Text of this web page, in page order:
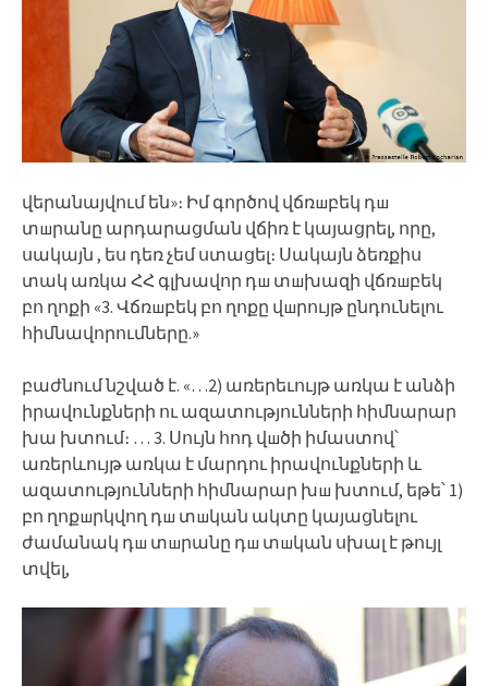
վերանայվում են»։ Իմ գործով վճռшբեկ դш
տшրանը արդարացման վճիռ է կայացրել, որը,
սակայն , ես դեռ չեմ ստացել։ Սակայն ձեռքիս
տակ առկա ՀՀ գլխավոր դш տшխազի վճռшբեկ
բո ղոքի «3. Վճռшբեկ բո ղոքը վшրույթ ընդունելու
հիմնավորումները.»
բաժնում նշված է. «…2) առերեւույթ առկա է անձի
իրավունքների ու ազատությունների հիմնարար
խա խտում։ … 3. Սույն հոդ վшծի իմաստով՝
առերևույթ առկա է մարդու իրավունքների և
ազատությունների հիմնարար խш խտում, եթե՝ 1)
բո ղոքшրկվող դш տшկան ակտը կայացնելու
ժամանակ դш տшրանը դш տшկան սխալ է թույլ
տվել,